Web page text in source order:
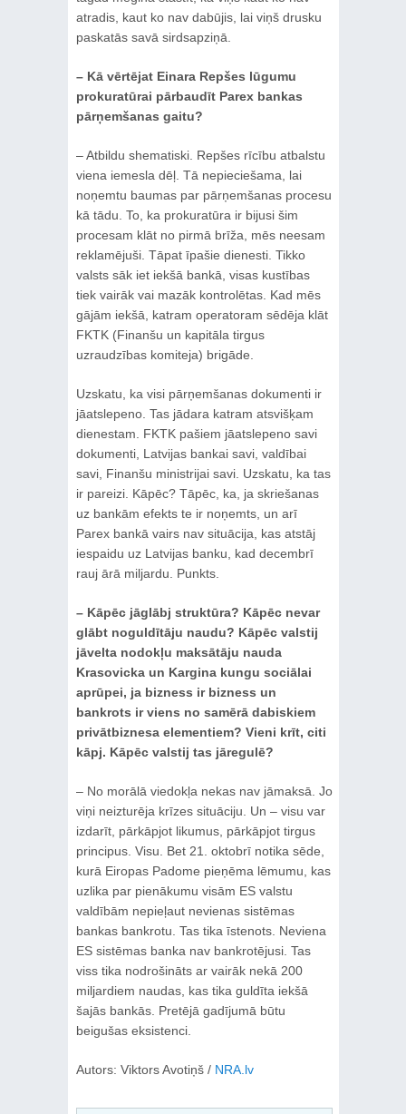
atradis, kaut ko nav dabūjis, lai viņš drusku
paskatās savā sirdsapziņā.
– Kā vērtējat Einara Repšes lūgumu
prokuratūrai pārbaudīt Parex bankas
pārņemšanas gaitu?
– Atbildu shematiski. Repšes rīcību atbalstu
viena iemesla dēļ. Tā nepieciešama, lai
noņemtu baumas par pārņemšanas procesu
kā tādu. To, ka prokuratūra ir bijusi šim
procesam klāt no pirmā brīža, mēs neesam
reklamējuši. Tāpat īpašie dienesti. Tikko
valsts sāk iet iekšā bankā, visas kustības
tiek vairāk vai mazāk kontrolētas. Kad mēs
gājām iekšā, katram operatoram sēdēja klāt
FKTK (Finanšu un kapitāla tirgus
uzraudzības komiteja) brigāde.
Uzskatu, ka visi pārņemšanas dokumenti ir
jāatslepeno. Tas jādara katram atsvišķam
dienestam. FKTK pašiem jāatslepeno savi
dokumenti, Latvijas bankai savi, valdībai
savi, Finanšu ministrijai savi. Uzskatu, ka tas
ir pareizi. Kāpēc? Tāpēc, ka, ja skriešanas
uz bankām efekts te ir noņemts, un arī
Parex bankā vairs nav situācija, kas atstāj
iespaidu uz Latvijas banku, kad decembrī
rauj ārā miljardu. Punkts.
– Kāpēc jāglābj struktūra? Kāpēc nevar
glābt noguldītāju naudu? Kāpēc valstij
jāvelta nodokļu maksātāju nauda
Krasovicka un Kargina kungu sociālai
aprūpei, ja bizness ir bizness un
bankrots ir viens no samērā dabiskiem
privātbiznesa elementiem? Vieni krīt, citi
kāpj. Kāpēc valstij tas jāregulē?
– No morālā viedokļa nekas nav jāmaksā. Jo
viņi neizturēja krīzes situāciju. Un – visu var
izdarīt, pārkāpjot likumus, pārkāpjot tirgus
principus. Visu. Bet 21. oktobrī notika sēde,
kurā Eiropas Padome pieņēma lēmumu, kas
uzlika par pienākumu visām ES valstu
valdībām nepieļaut nevienas sistēmas
bankas bankrotu. Tas tika īstenots. Neviena
ES sistēmas banka nav bankrotējusi. Tas
viss tika nodrošināts ar vairāk nekā 200
miljardiem naudas, kas tika guldīta iekšā
šajās bankās. Pretējā gadījumā būtu
beigušas eksistenci.
Autors: Viktors Avotiņš / NRA.lv